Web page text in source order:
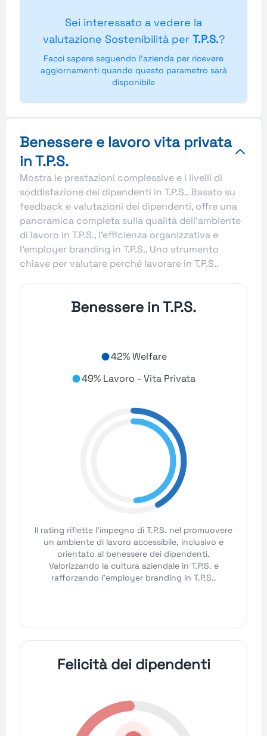
Sei interessato a vedere la
valutazione Sostenibilità per T.P.S.?
Facci sapere seguendo l'azienda per ricevere
aggiornamenti quando questo parametro sarà
disponibile
Benessere e lavoro vita privata
in T.P.S.
Mostra le prestazioni complessive e i livelli di
soddisfazione dei dipendenti in T.P.S.. Basato su
feedback e valutazioni dei dipendenti, offre una
panoramica completa sulla qualità dell’ambiente
di lavoro in T.P.S., l’efficienza organizzativa e
l’employer branding in T.P.S.. Uno strumento
chiave per valutare perché lavorare in T.P.S..
Benessere in T.P.S.
42% Welfare
49% Lavoro - Vita Privata
Il rating riflette l'impegno di T.P.S. nel promuovere
un ambiente di lavoro accessibile, inclusivo e
orientato al benessere dei dipendenti.
Valorizzando la cultura aziendale in T.P.S. e
rafforzando l'employer branding in T.P.S..
Felicità dei dipendenti